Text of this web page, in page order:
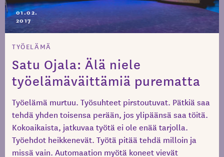
01.02.
2017
TYÖELÄMÄ
Satu Ojala: Älä niele
työelämäväittämiä purematta
Työelämä murtuu. Työsuhteet pirstoutuvat. Pätkiä saa
tehdä yhden toisensa perään, jos ylipäänsä saa töitä.
Kokoaikaista, jatkuvaa työtä ei ole enää tarjolla.
Työehdot heikkenevät. Työtä pitää tehdä milloin ja
missä vain. Automaation myötä koneet vievät